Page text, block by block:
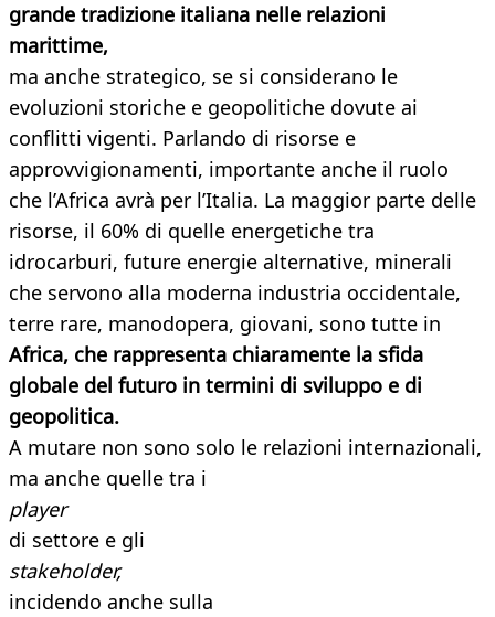
grande tradizione italiana nelle relazioni
marittime,
ma anche strategico, se si considerano le
evoluzioni storiche e geopolitiche dovute ai
conflitti vigenti. Parlando di risorse e
approvvigionamenti, importante anche il ruolo
che l’Africa avrà per l’Italia. La maggior parte delle
risorse, il 60% di quelle energetiche tra
idrocarburi, future energie alternative, minerali
che servono alla moderna industria occidentale,
terre rare, manodopera, giovani, sono tutte in
Africa, che rappresenta chiaramente la sfida
globale del futuro in termini di sviluppo e di
geopolitica.
A mutare non sono solo le relazioni internazionali,
ma anche quelle tra i
player
di settore e gli
stakeholder,
incidendo anche sulla